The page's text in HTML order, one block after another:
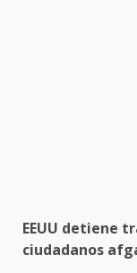
EEUU detiene
ciudadanos